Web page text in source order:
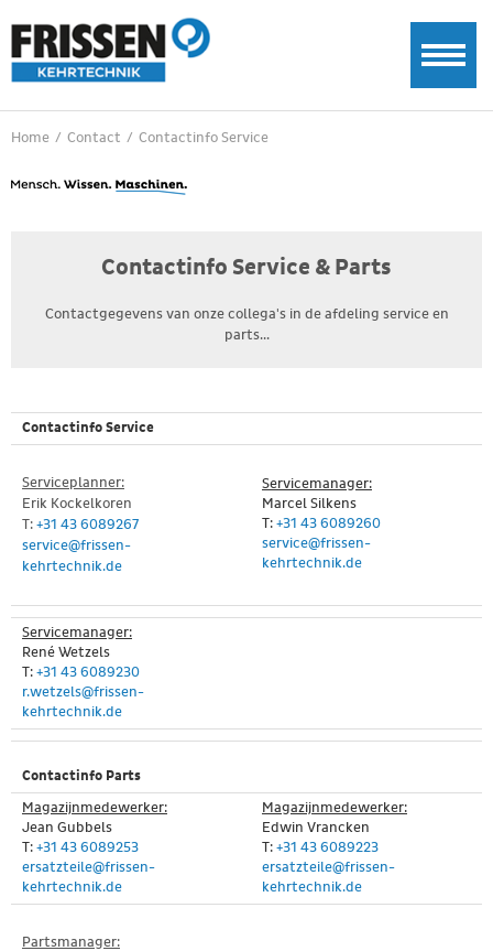
Home / Contact / Contactinfo Service
Contactinfo Service & Parts
Contactgegevens van onze collega's in de afdeling service en
parts...
Contactinfo Service
Serviceplanner:
Erik Kockelkoren
T: +31 43 6089267
service@frissen-
kehrtechnik.de
Servicemanager:
Marcel Silkens
T: +31 43 6089260
service@frissen-
kehrtechnik.de
Servicemanager:
René Wetzels
T: +31 43 6089230
r.wetzels@frissen-
kehrtechnik.de
Contactinfo Parts
Magazijnmedewerker:
Jean Gubbels
T: +31 43 6089253
ersatzteile@frissen-
kehrtechnik.de
Magazijnmedewerker:
Edwin Vrancken
T: +31 43 6089223
ersatzteile@frissen-
kehrtechnik.de
Partsmanager: